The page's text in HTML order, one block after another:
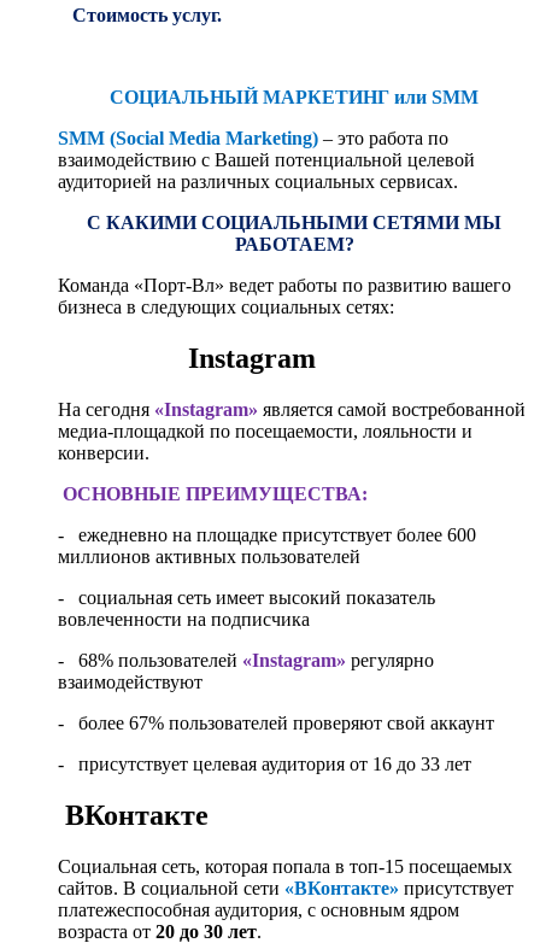
Стоимость услуг.
СОЦИАЛЬНЫЙ МАРКЕТИНГ или SMM
SMM (Social Media Marketing) – это работа по
взаимодействию с Вашей потенциальной целевой
аудиторией на различных социальных сервисах.
C КАКИМИ СОЦИАЛЬНЫМИ СЕТЯМИ МЫ
РАБОТАЕМ?
Команда «Порт-Вл» ведет работы по развитию вашего
бизнеса в следующих социальных сетях:
Instagram
На сегодня «Instagram» является самой востребованной
медиа-площадкой по посещаемости, лояльности и
конверсии.
ОСНОВНЫЕ ПРЕИМУЩЕСТВА:
- ежедневно на площадке присутствует более 600
миллионов активных пользователей
- социальная сеть имеет высокий показатель
вовлеченности на подписчика
- 68% пользователей «Instagram» регулярно
взаимодействуют
- более 67% пользователей проверяют свой аккаунт
- присутствует целевая аудитория от 16 до 33 лет
ВКонтакте
Социальная сеть, которая попала в топ-15 посещаемых
сайтов. В социальной сети «ВКонтакте» присутствует
платежеспособная аудитория, с основным ядром
возраста от 20 до 30 лет.